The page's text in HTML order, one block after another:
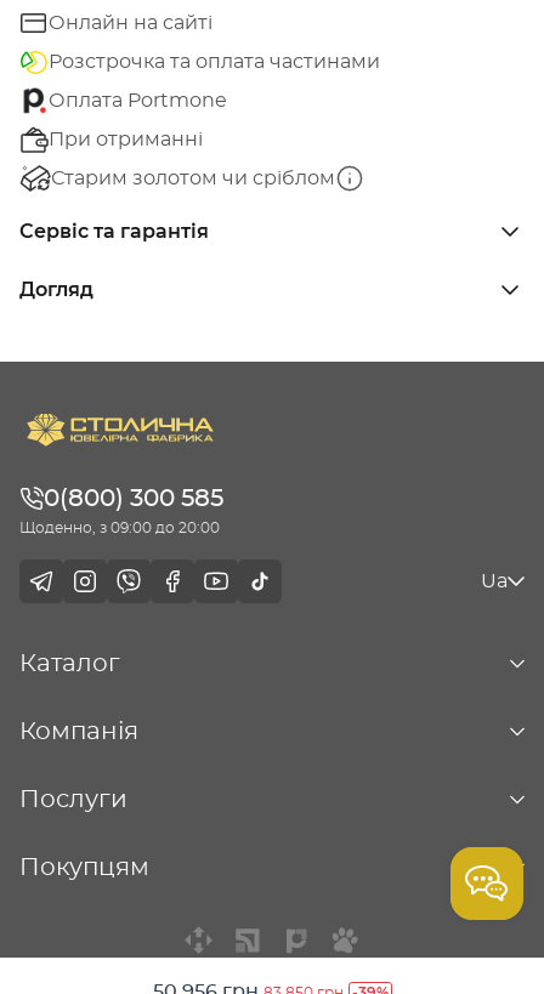
Онлайн на сайті
Розстрочка та оплата частинами
Оплата Portmone
При отриманні
Старим золотом чи сріблом
Сервіс та гарантія
Догляд
0(800) 300 585
Щоденно, з 09:00 до 20:00
Ua
Каталог
Компанія
Послуги
Покупцям